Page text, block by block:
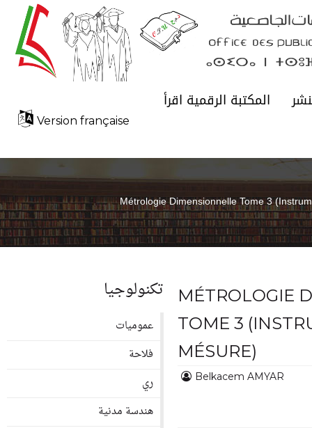
المكتبة الرقمية اقرأ
Version française
Métrologie Dimensionnelle Tome 3
MÉTROLOGIE
TOME 3
MÉSURE)
Belkacem AMYAR
تكنولوجيا
عموميات
فلاحة
ري
هندسة مدنية